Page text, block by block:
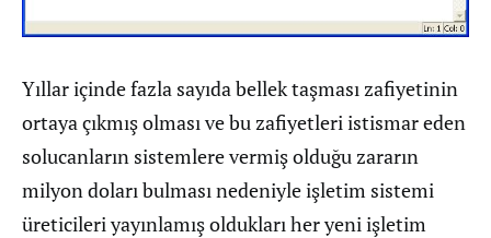
Yıllar içinde fazla sayıda bellek taşması zafiyetinin
ortaya çıkmış olması ve bu zafiyetleri istismar eden
solucanların sistemlere vermiş olduğu zararın
milyon doları bulması nedeniyle işletim sistemi
üreticileri yayınlamış oldukları her yeni işletim